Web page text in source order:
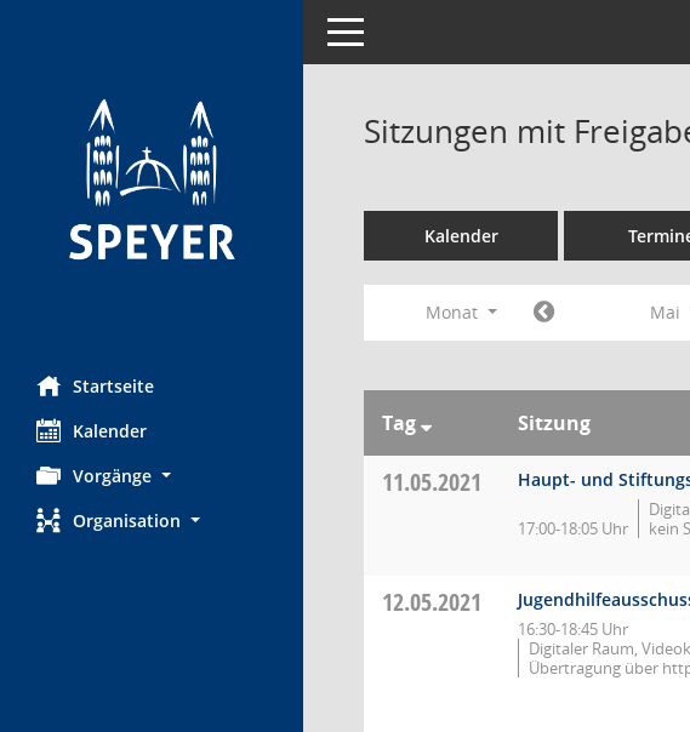
Startseite
Kalender
Vorgänge
Organisation
Toggle navigation
Sitzungen mit
Kalender
Monat Mai
Tag Sitzung
11.05.2021 Haupt- und
17:00-18:05 Uhr
kein
12.05.2021
16:30-18:45 Uhr
Digitaler Raum,
Übertragung über